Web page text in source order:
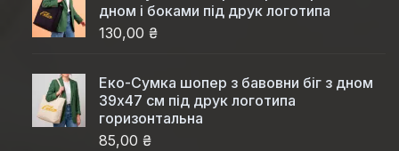
дном і боками під друк логотипа
130,00 ₴
Еко-Сумка шопер з бавовни біг з дном
39x47 см під друк логотипа
горизонтальна
85,00 ₴